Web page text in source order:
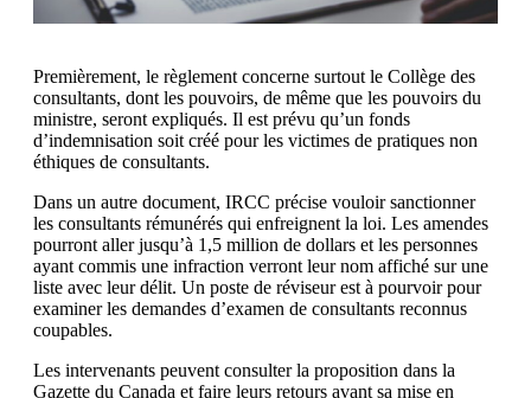
Premièrement, le règlement concerne surtout le Collège des
consultants, dont les pouvoirs, de même que les pouvoirs du
ministre, seront expliqués. Il est prévu qu’un fonds
d’indemnisation soit créé pour les victimes de pratiques non
éthiques de consultants.
Dans un autre document, IRCC précise vouloir sanctionner
les consultants rémunérés qui enfreignent la loi. Les amendes
pourront aller jusqu’à 1,5 million de dollars et les personnes
ayant commis une infraction verront leur nom affiché sur une
liste avec leur délit. Un poste de réviseur est à pourvoir pour
examiner les demandes d’examen de consultants reconnus
coupables.
Les intervenants peuvent consulter la proposition dans la
Gazette du Canada et faire leurs retours avant sa mise en